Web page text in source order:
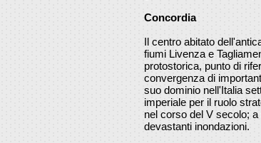
Concordia
Il centro abitato
fiumi Livenza e
protostorica, punto di
convergenza di
suo dominio nell'Italia
imperiale per il ruolo
nel corso del V secolo;
devastanti inondazioni.